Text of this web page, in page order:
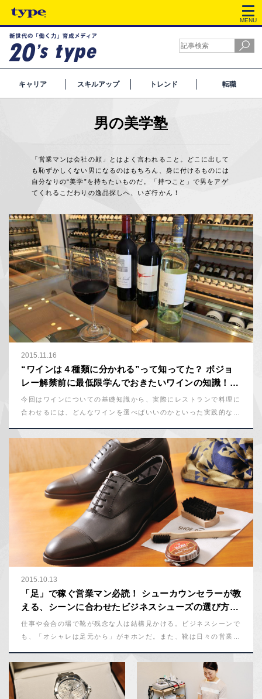
MENU
キャリア スキルアップ トレンド 転職
男の美学塾
「営業マンは会社の顔」とはよく言われること。どこに出して
も恥ずかしくない男になるのはもちろん、身に付けるものには
自分なりの“美学”を持ちたいものだ。「持つこと」で男をアゲ
てくれるこだわりの逸品探しへ、いざ行かん！
2015.11.16
“ワインは４種類に分かれる”って知ってた？ ボジョ
レー解禁前に最低限学んでおきたいワインの知識！
【男の美学塾】
今回はワインについての基礎知識から、実際にレストランで料理に
合わせるには、どんなワインを選べばいいのかといった実践的なこ
2015.10.13
「足」で稼ぐ営業マン必読！ シューカウンセラーが教
える、シーンに合わせたビジネスシューズの選び方
【男の美学塾】
仕事や会合の場で靴が残念な人は結構見かける。ビジネスシーンで
も、「オシャレは足元から」がキホンだ。また、靴は日々の営業を
に、『伊勢丹新宿店メンズ館』の地下１階にある紳士靴フロアを訪
れた。